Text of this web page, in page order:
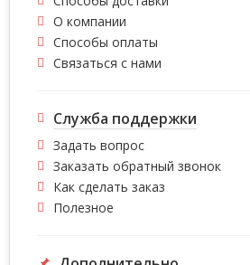
О компании
Способы оплаты
Связаться с нами
Служба поддержки
Задать вопрос
Заказать обратный звонок
Как сделать заказ
Полезное